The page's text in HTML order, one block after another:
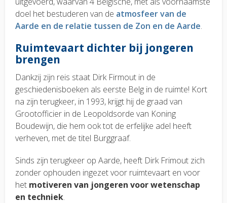
doel het bestuderen van de atmosfeer van de
Aarde en de relatie tussen de Zon en de Aarde.
Ruimtevaart dichter bij jongeren
brengen
Dankzij zijn reis staat Dirk Firmout in de
geschiedenisboeken als eerste Belg in de ruimte! Kort
na zijn terugkeer, in 1993, krijgt hij de graad van
Grootofficier in de Leopoldsorde van Koning
Boudewijn, die hem ook tot de erfelijke adel heeft
verheven, met de titel Burggraaf.
Sinds zijn terugkeer op Aarde, heeft Dirk Frimout zich
zonder ophouden ingezet voor ruimtevaart en voor
het motiveren van jongeren voor wetenschap
en techniek.